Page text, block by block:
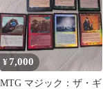
¥7,000
MTG マジック：ザ・ギ